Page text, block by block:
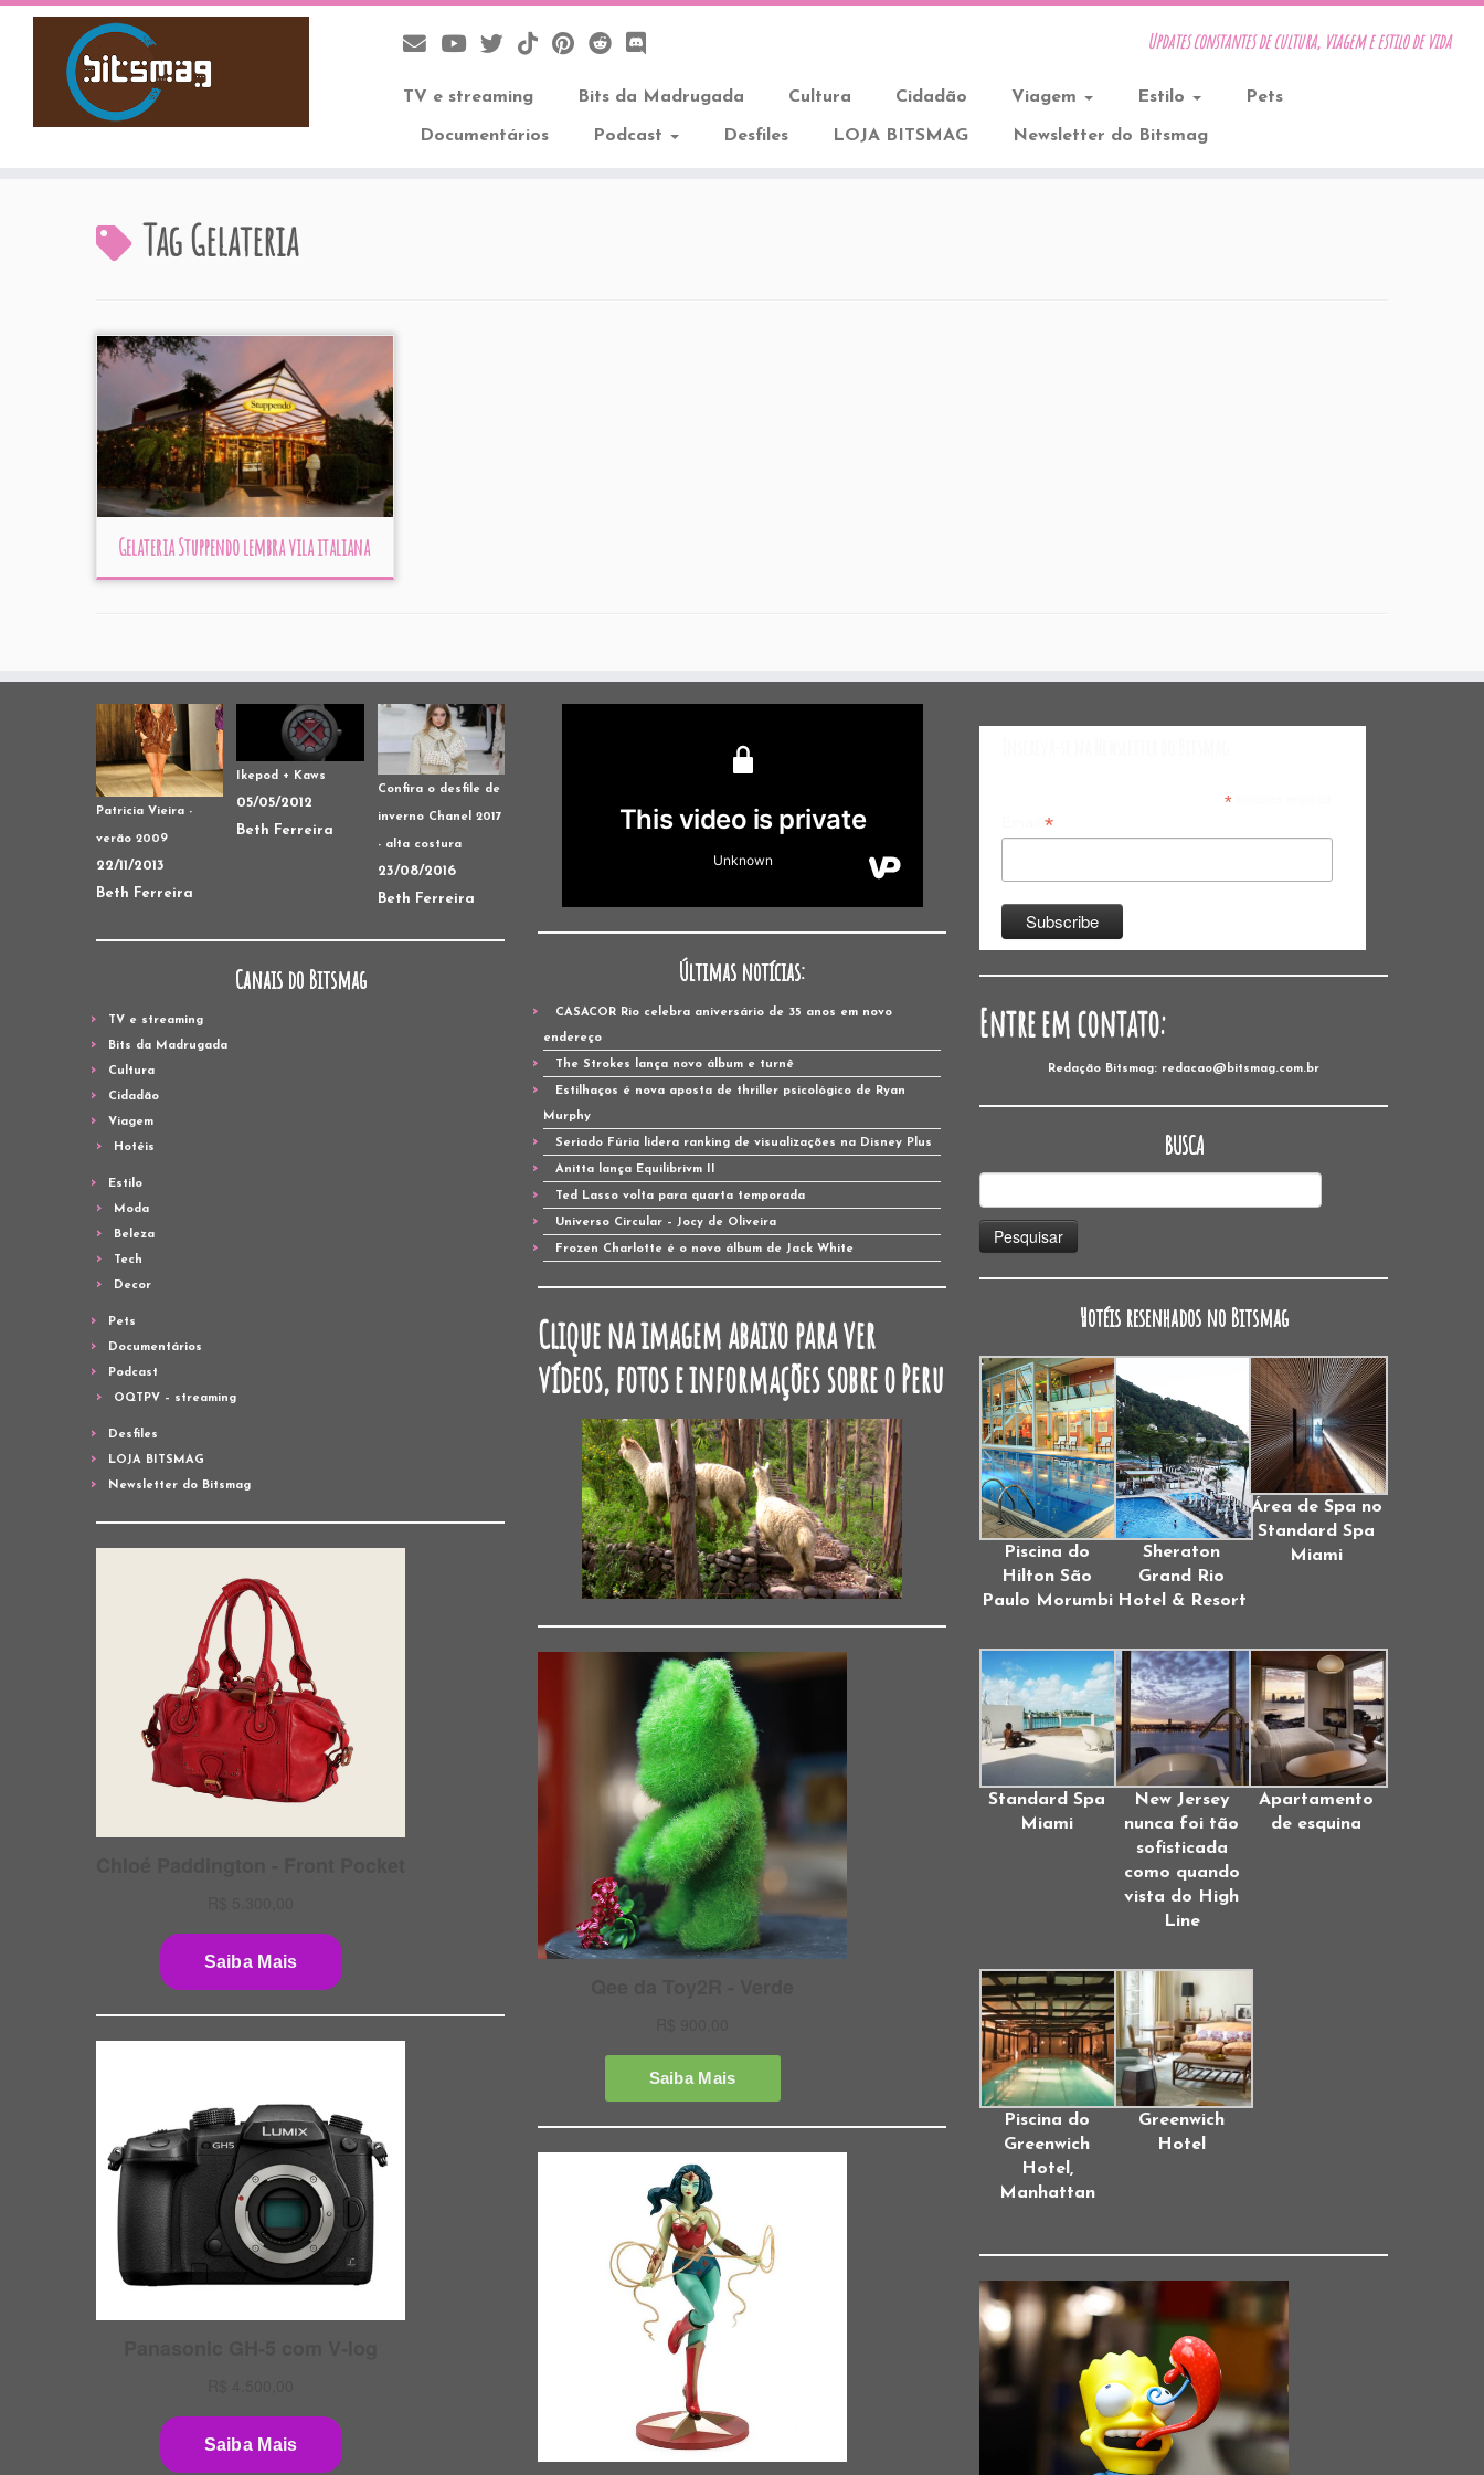
Updates constantes de cultura, viagem e estilo de vida
TV e streaming Bits da Madrugada Cultura Cidadão Viagem Estilo Pets
Documentários Podcast Desfiles LOJA BITSMAG Newsletter do Bitsmag
TagGelateria
Gelateria Stuppendo lembra vila italiana
Patricia Vieira -
verão 2009
22/11/2013
Beth Ferreira
Ikepod + Kaws
05/05/2012
Beth Ferreira
Confira o desfile de
inverno Chanel 2017
- alta costura
23/08/2016
Beth Ferreira
Canais do Bitsmag
TV e streaming
Bits da Madrugada
Cultura
Cidadão
Viagem
Hotéis
Estilo
Moda
Beleza
Tech
Decor
Pets
Documentários
Podcast
OQTPV – streaming
Desfiles
LOJA BITSMAG
Newsletter do Bitsmag
Últimas notícias:
CASACOR Rio celebra aniversário de 35 anos em novo
endereço
The Strokes lança novo álbum e turnê
Estilhaços é nova aposta de thriller psicológico de Ryan
Murphy
Seriado Fúria lidera ranking de visualizações na Disney Plus
Anitta lança Equilibrivm II
Ted Lasso volta para quarta temporada
Universo Circular – Jocy de Oliveira
Frozen Charlotte é o novo álbum de Jack White
Clique na imagem abaixo para ver
vídeos, fotos e informações sobre o Peru
*indicates required
*
Entre em contato:
Redação Bitsmag: redacao@bitsmag.com.br
BUSCA
por:
Hotéis resenhados no Bitsmag
Piscina do
Hilton São
Paulo Morumbi
Sheraton
Grand Rio
Hotel & Resort
Área de Spa no
Standard Spa
Miami
Standard Spa
Miami
New Jersey
nunca foi tão
sofisticada
como quando
vista do High
Line
Apartamento
de esquina
Piscina do
Greenwich
Hotel,
Manhattan
Greenwich
Hotel